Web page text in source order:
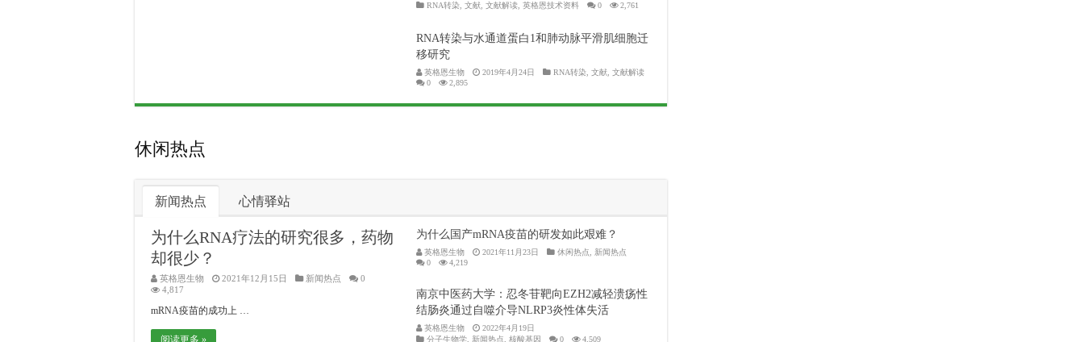
RNA转染, 文献, 文献解读, 英格恩技术资料 0 2,761
RNA转染与水通道蛋白1和肺动脉平滑肌细胞迁
移研究
英格恩生物 2019年4月24日 RNA转染, 文献, 文献解读
0
2,895
休闲热点
新闻热点 心情驿站
为什么RNA疗法的研究很多，药物
却很少？
英格恩生物 2021年12月15日 新闻热点
0
4,817
mRNA疫苗的成功上 …
阅读更多 »
为什么国产mRNA疫苗的研发如此艰难？
英格恩生物 2021年11月23日 休闲热点
新闻热点
0
4,219
南京中医药大学：忍冬苷靶向EZH2减轻溃疡性
结肠炎通过自噬介导NLRP3炎性体失活
英格恩生物
2022年4月19日
分子生物学, 新闻热点 核酸基因 0 4,509